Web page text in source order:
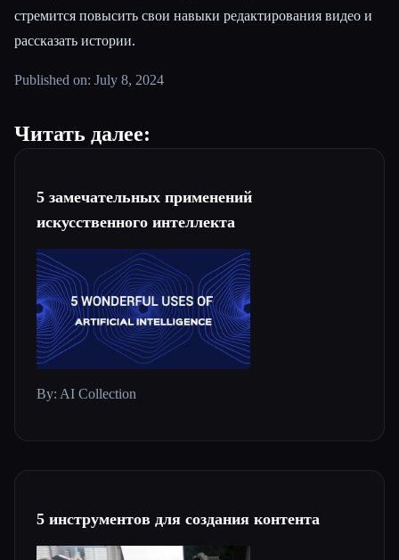
стремится повысить свои навыки редактирования видео и
рассказать истории.
Published on: July 8, 2024
Читать далее:
5 замечательных применений
искусственного интеллекта
By: AI Collection
5 инструментов для создания контента